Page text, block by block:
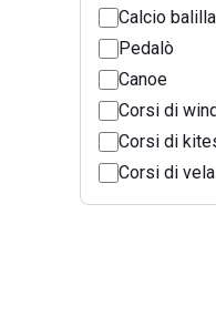
Calcio balilla
Pedalò
Canoe
Corsi di
Corsi di
Corsi di vela